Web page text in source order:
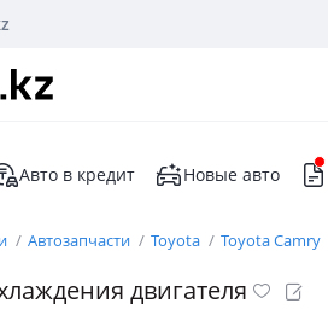
Авто в кредит Новые авто
Автозапчасти Toyota Toyota Camry
двигателя